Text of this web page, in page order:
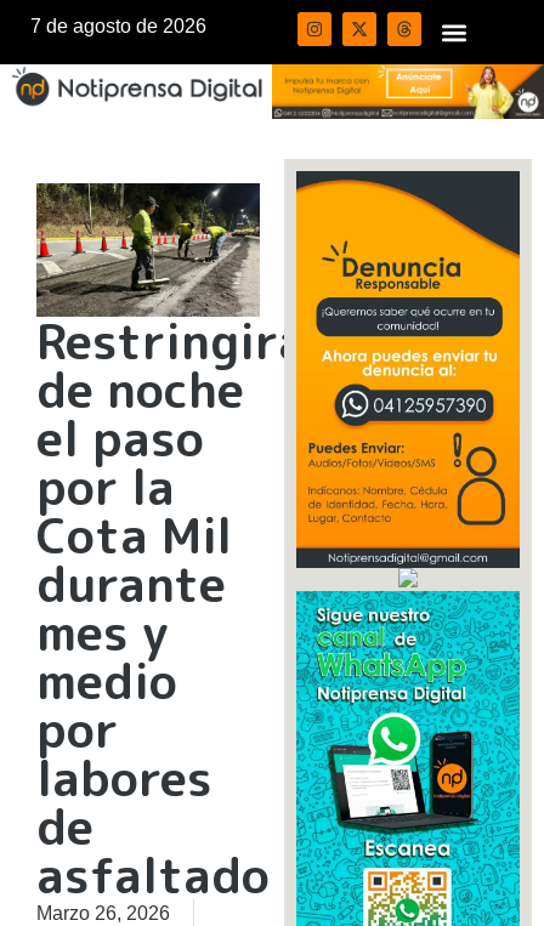
7 de agosto de 2026
Restringirán
de noche
el paso
por la
Cota Mil
durante
mes y
medio
por
labores
de
asfaltado
Marzo 26, 2026